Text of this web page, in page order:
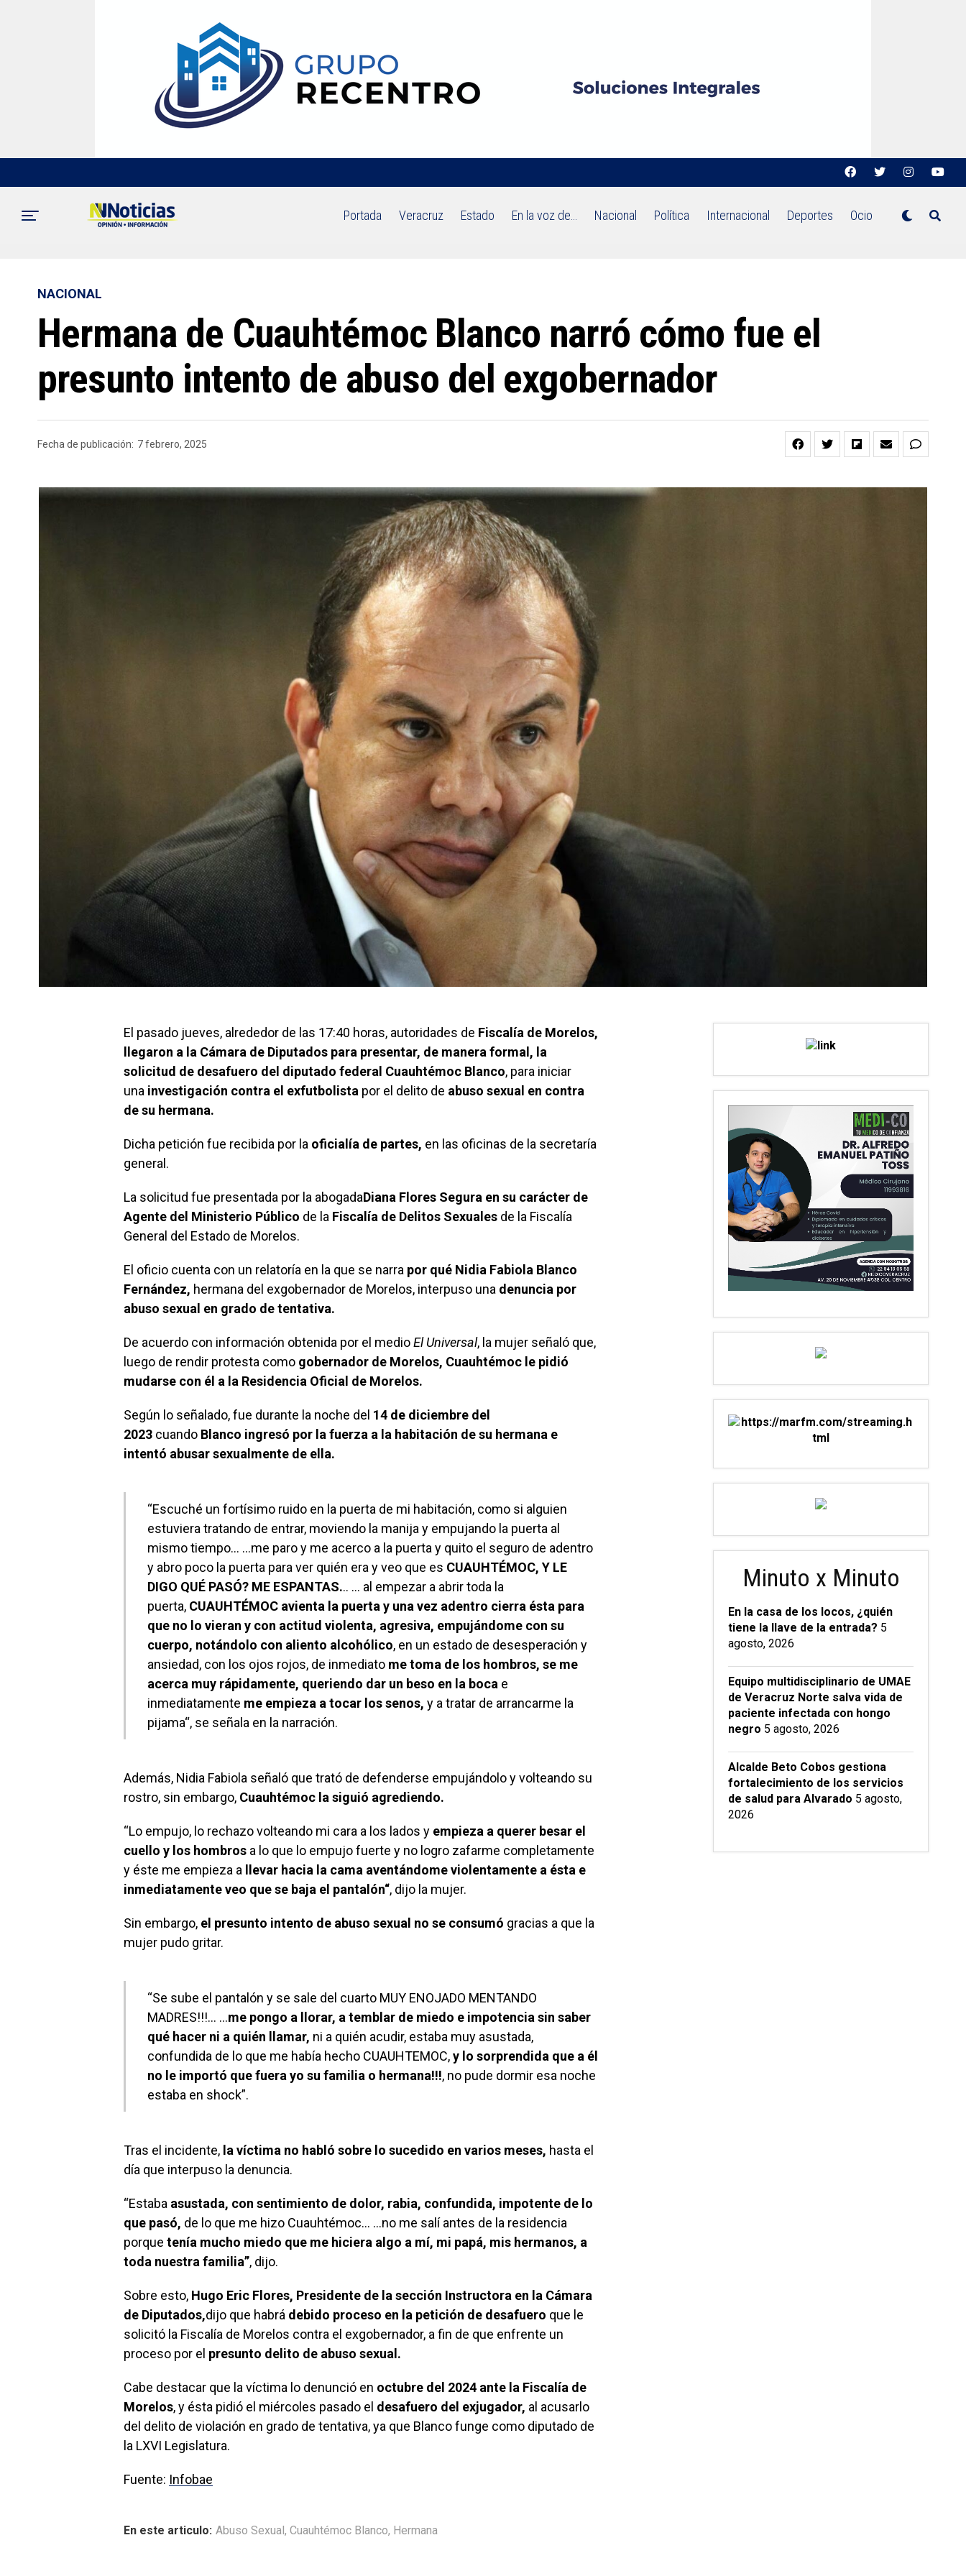
Portada Veracruz Estado En la voz de… Nacional Política Internacional Deportes Ocio
NACIONAL
Hermana de Cuauhtémoc Blanco narró cómo fue el
presunto intento de abuso del exgobernador
Fecha de publicación: 7 febrero, 2025
El pasado jueves, alrededor de las 17:40 horas, autoridades de Fiscalía de Morelos,
llegaron a la Cámara de Diputados para presentar, de manera formal, la
solicitud de desafuero del diputado federal Cuauhtémoc Blanco, para iniciar
una investigación contra el exfutbolista por el delito de abuso sexual en contra
de su hermana.
Dicha petición fue recibida por la oficialía de partes, en las oficinas de la secretaría
general.
La solicitud fue presentada por la abogadaDiana Flores Segura en su carácter de
Agente del Ministerio Público de la Fiscalía de Delitos Sexuales de la Fiscalía
General del Estado de Morelos.
El oficio cuenta con un relatoría en la que se narra por qué Nidia Fabiola Blanco
Fernández, hermana del exgobernador de Morelos, interpuso una denuncia por
abuso sexual en grado de tentativa.
De acuerdo con información obtenida por el medioEl Universal, la mujer señaló que,
luego de rendir protesta como gobernador de Morelos, Cuauhtémoc le pidió
mudarse con él a la Residencia Oficial de Morelos.
Según lo señalado, fue durante la noche del 14 de diciembre del
2023 cuando Blanco ingresó por la fuerza a la habitación de su hermana e
intentó abusar sexualmente de ella.
“Escuché un fortísimo ruido en la puerta de mi habitación, como si alguien
estuviera tratando de entrar, moviendo la manija y empujando la puerta al
mismo tiempo… …me paro y me acerco a la puerta y quito el seguro de adentro
y abro poco la puerta para ver quién era y veo que es CUAUHTÉMOC, Y LE
DIGO QUÉ PASÓ? ME ESPANTAS... … al empezar a abrir toda la
puerta, CUAUHTÉMOC avienta la puerta y una vez adentro cierra ésta para
que no lo vieran y con actitud violenta, agresiva, empujándome con su
cuerpo, notándolo con aliento alcohólico, en un estado de desesperación y
ansiedad, con los ojos rojos, de inmediato me toma de los hombros, se me
acerca muy rápidamente, queriendo dar un beso en la boca e
inmediatamente me empieza a tocar los senos, y a tratar de arrancarme la
pijama“, se señala en la narración.
Además, Nidia Fabiola señaló que trató de defenderse empujándolo y volteando su
rostro, sin embargo, Cuauhtémoc la siguió agrediendo.
“Lo empujo, lo rechazo volteando mi cara a los lados y empieza a querer besar el
cuello y los hombros a lo que lo empujo fuerte y no logro zafarme completamente
y éste me empieza a
llevar hacia la cama aventándome violentamente a ésta e
inmediatamente veo que se baja el pantalón“, dijo la mujer.
Sin embargo, el presunto intento de abuso sexual no se consumó gracias a que la
mujer pudo gritar.
“Se sube el pantalón y se sale del cuarto MUY ENOJADO MENTANDO
MADRES!!!… …me pongo a llorar, a temblar de miedo e impotencia sin saber
qué hacer ni a quién llamar, ni a quién acudir, estaba muy asustada,
confundida de lo que me había hecho CUAUHTEMOC,y lo sorprendida que a él
no le importó que fuera yo su familia o hermana!!!, no pude dormir esa noche
estaba en shock”.
Tras el incidente, la víctima no habló sobre lo sucedido en varios meses, hasta el
día que interpuso la denuncia.
“Estaba asustada, con sentimiento de dolor, rabia, confundida, impotente de lo
que pasó, de lo que me hizo Cuauhtémoc… …no me salí antes de la residencia
porque tenía mucho miedo que me hiciera algo a mí, mi papá, mis hermanos, a
toda nuestra familia”, dijo.
Sobre esto, Hugo Eric Flores, Presidente de la sección Instructora en la Cámara
de Diputados,dijo que habrá debido proceso en la petición de desafuero que le
solicitó la Fiscalía de Morelos contra el exgobernador, a fin de que enfrente un
proceso por el presunto delito de abuso sexual.
Cabe destacar que la víctima lo denunció en octubre del 2024 ante la Fiscalía de
Morelos, y ésta pidió el miércoles pasado el desafuero del exjugador, al acusarlo
del delito de violación en grado de tentativa, ya que Blanco funge como diputado de
la LXVI Legislatura.
Fuente: Infobae
En este articulo: Abuso Sexual , Cuauhtémoc Blanco, Hermana
Minuto x Minuto
En la casa de los locos, ¿quién
tiene la llave de la entrada? 5
agosto, 2026
Equipo multidisciplinario de UMAE
de Veracruz Norte salva vida de
paciente infectada con hongo
negro 5 agosto, 2026
Alcalde Beto Cobos gestiona
fortalecimiento de los servicios
de salud para Alvarado 5 agosto,
2026